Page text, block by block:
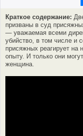
Краткое содержание:
призваны в суд
— уважаемая всеми
убийство, в том числе и
присяжных реагирует на
опыту. И только они
женщина.